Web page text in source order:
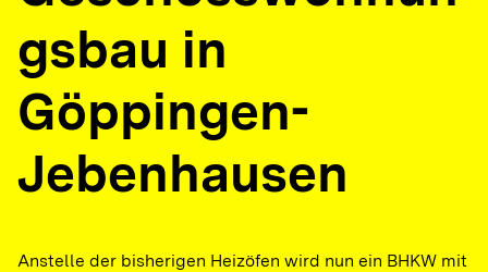
gsbau in
Göppingen-
Jebenhausen
Anstelle der bisherigen Heizöfen wird nun ein BHKW mit